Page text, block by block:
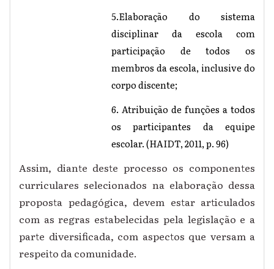
5.Elaboração do sistema
disciplinar da escola com
participação de todos os
membros da escola, inclusive do
corpo discente;
6. Atribuição de funções a todos
os participantes da equipe
escolar. (HAIDT, 2011, p. 96)
Assim, diante deste processo os componentes
curriculares selecionados na elaboração dessa
proposta pedagógica, devem estar articulados
com as regras estabelecidas pela legislação e a
parte diversificada, com aspectos que versam a
respeito da comunidade.